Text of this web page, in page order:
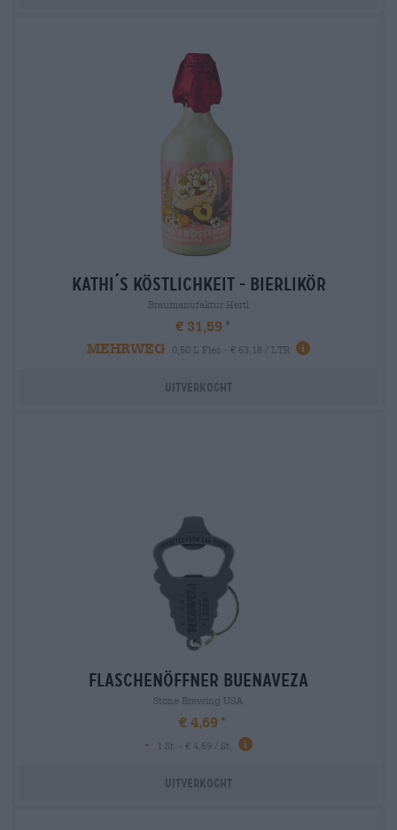
kathi´s köstlichkeit - bierlikör
Braumanufaktur Hertl
€ 31,59
MEHRWEG
0,50 L Fles - € 63,18 / LTR
Uitverkocht
flaschenöffner buenaveza
Stone Brewing USA
€ 4,69
-
1 St. - € 4,69 / St.
Uitverkocht